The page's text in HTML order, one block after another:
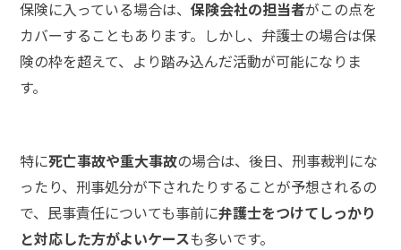
弁
護
解
決
事
保険に入っている場合は、保険会社の担当者がこの点を
カバーすることもあります。しかし、弁護士の場合は保
険の枠を超えて、より踏み込んだ活動が可能になりま
す。
特に死亡事故や重大事故の場合は、後日、刑事裁判にな
ったり、刑事処分が下されたりすることが予想されるの
で、民事責任についても事前に弁護士をつけてしっかり
と対応した方がよいケースも多いです。